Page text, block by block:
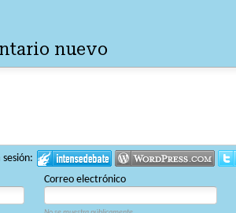
nuevo
Correo electrónico